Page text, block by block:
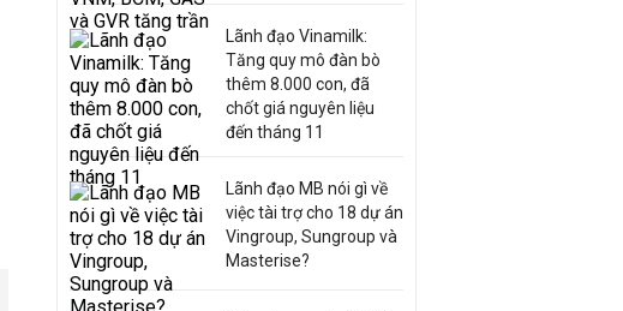
Lãnh đạo Vinamilk:
Tăng quy mô đàn bò
thêm 8.000 con, đã
chốt giá nguyên liệu
đến tháng 11
Lãnh đạo MB nói gì về
việc tài trợ cho 18 dự án
Vingroup, Sungroup và
Masterise?